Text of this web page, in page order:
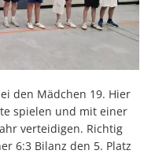
den Mädchen 19. Hier
spielen und mit einer
verteidigen. Richtig
6:3 Bilanz den 5. Platz